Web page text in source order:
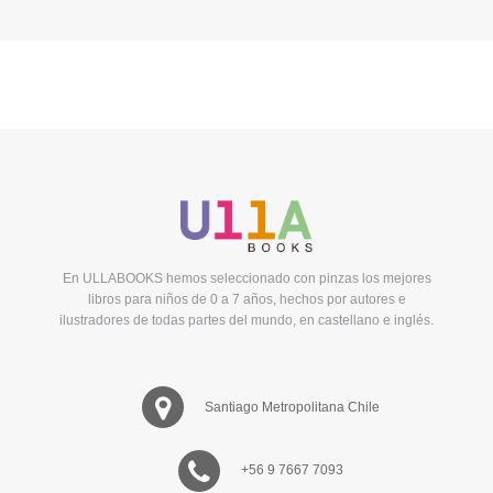
En ULLABOOKS hemos seleccionado con pinzas los mejores
libros para niños de 0 a 7 años, hechos por autores e
ilustradores de todas partes del mundo, en castellano e inglés.
Santiago Metropolitana Chile
+56 9 7667 7093